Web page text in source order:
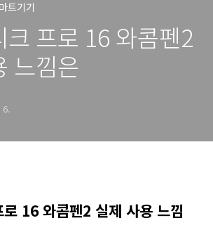
트기기
크 프로 16 와콤펜2
느낌은
6.
16 와콤펜2 실제 사용 느낌